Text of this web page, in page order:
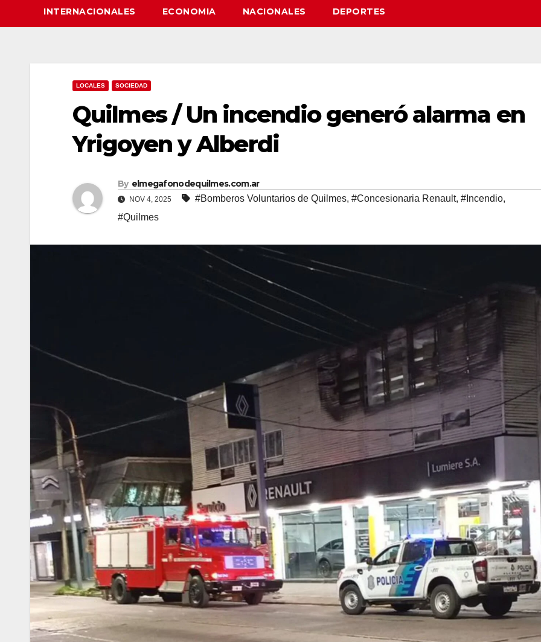
INTERNACIONALES ECONOMIA NACIONALES DEPORTES
LOCALES SOCIEDAD
Quilmes / Un incendio generó alarma en
Yrigoyen y Alberdi
By elmegafonodequilmes.com.ar
NOV 4, 2025 #Bomberos Voluntarios de Quilmes, #Concesionaria Renault, #Incendio,
#Quilmes